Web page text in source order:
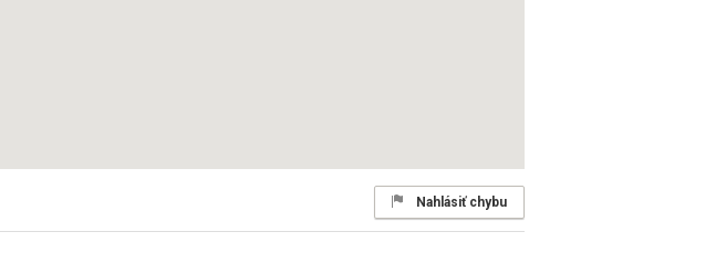
Nahlásiť chybu